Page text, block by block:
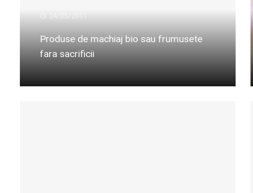
24/05/2011
Produse de machiaj bio sau frumusete
fara sacrificii